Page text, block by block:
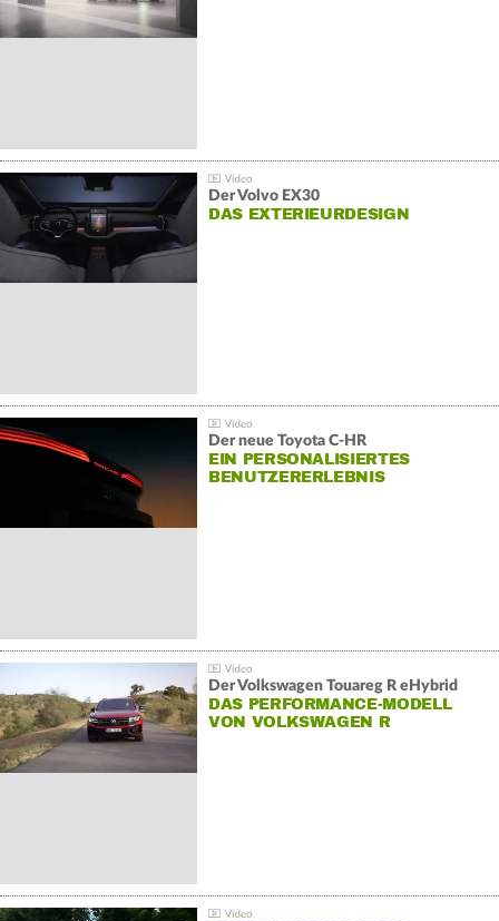
Der Volvo EX30
DAS EXTERIEURDESIGN
Der neue Toyota C-HR
EIN PERSONALISIERTES
BENUTZERERLEBNIS
Der Volkswagen Touareg R eHybrid
DAS PERFORMANCE-MODELL
VON VOLKSWAGEN R